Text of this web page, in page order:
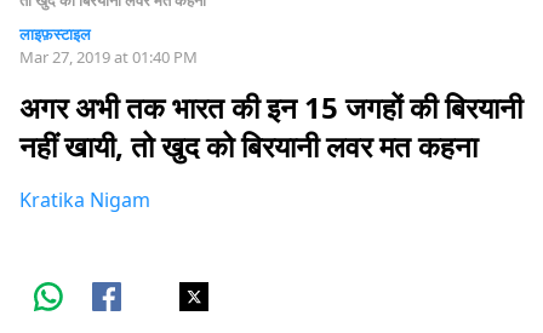
लाइफ़स्टाइल
Mar 27, 2019 at 01:40 PM
अगर अभी तक भारत की इन 15 जगहों की बिरयानी
नहीं खायी, तो खुद को बिरयानी लवर मत कहना
Kratika Nigam